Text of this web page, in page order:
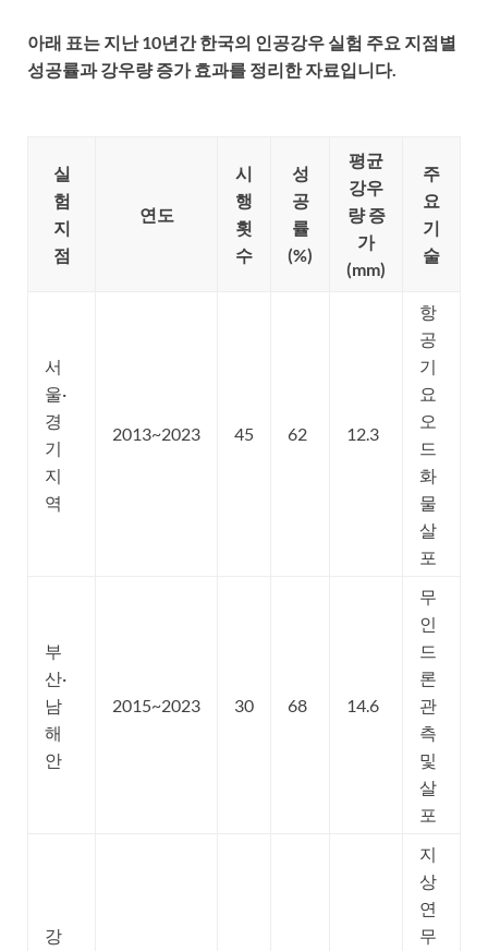
아래 표는 지난 10년간 한국의 인공강우 실험 주요 지점별
성공률과 강우량 증가 효과를 정리한 자료입니다.
실
험
지
점
연도
시
행
횟
수
성
공
률
(%)
평균
강우
량 증
가
(mm)
주
요
기
술
서
울·
경
기
지
역
2013~2023 45 62 12.3
항
공
기
요
오
드
화
물
살
포
부
산·
남
해
안
2015~2023 30 68 14.6
무
인
드
론
관
측
및
살
포
강
지
상
연
무